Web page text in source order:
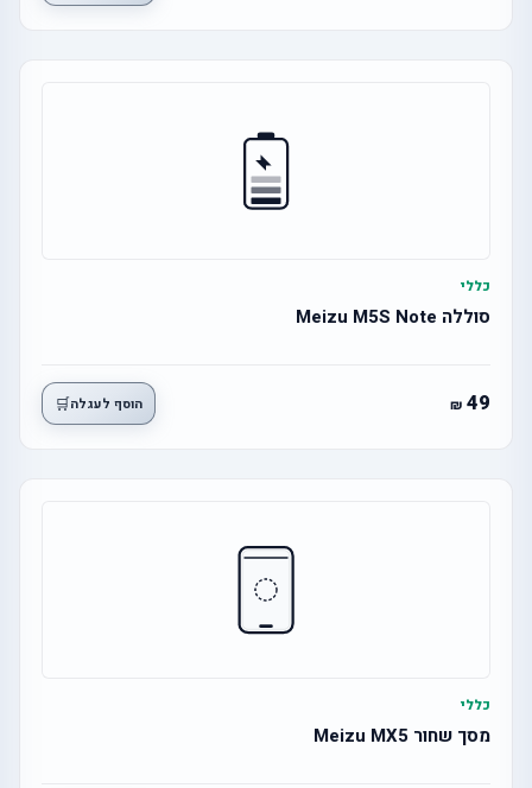
כללי
סוללה Meizu M5S Note
49 הוסף לעגלה🛒
כללי
מסך שחור Meizu MX5